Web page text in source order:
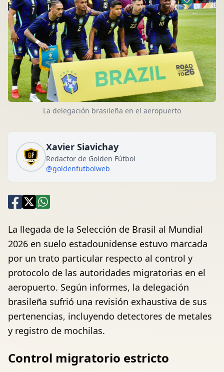
La delegación brasileña en el aeropuerto
Xavier Siavichay
Redactor de Golden Fútbol
@goldenfutbolweb
La llegada de la Selección de Brasil al Mundial
2026 en suelo estadounidense estuvo marcada
por un trato particular respecto al control y
protocolo de las autoridades migratorias en el
aeropuerto. Según informes, la delegación
brasileña sufrió una revisión exhaustiva de sus
pertenencias, incluyendo detectores de metales
y registro de mochilas.
Control migratorio estricto